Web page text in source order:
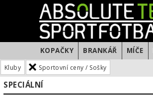
KOPAČKY BRANKÁŘ MÍČE
Kluby Sportovní ceny / Sošky
SPECIÁLNÍ